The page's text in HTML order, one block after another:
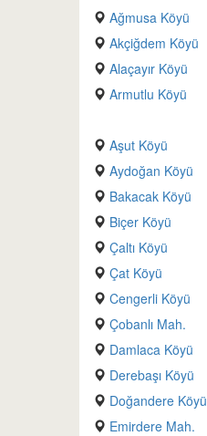
Ağmusa Köyü
Akçiğdem Köyü
Alaçayır Köyü
Armutlu Köyü
Aşut Köyü
Aydoğan Köyü
Bakacak Köyü
Biçer Köyü
Çaltı Köyü
Çat Köyü
Cengerli Köyü
Çobanlı Mah.
Damlaca Köyü
Derebaşı Köyü
Doğandere Köyü
Emirdere Mah.